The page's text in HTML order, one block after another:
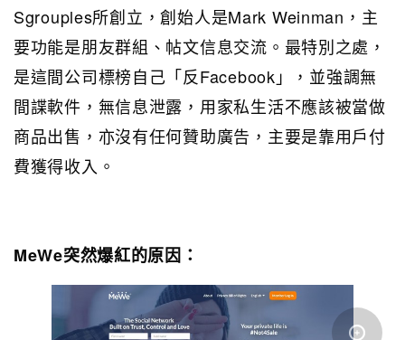
Sgrouples所創立，創始人是Mark Weinman，主
要功能是朋友群組、帖文信息交流。最特別之處，
是這間公司標榜自己「反Facebook」，並強調無
間諜軟件，無信息泄露，用家私生活不應該被當做
商品出售，亦沒有任何贊助廣告，主要是靠用戶付
費獲得收入。
MeWe突然爆紅的原因：